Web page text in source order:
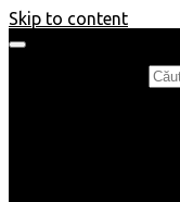
Skip to content